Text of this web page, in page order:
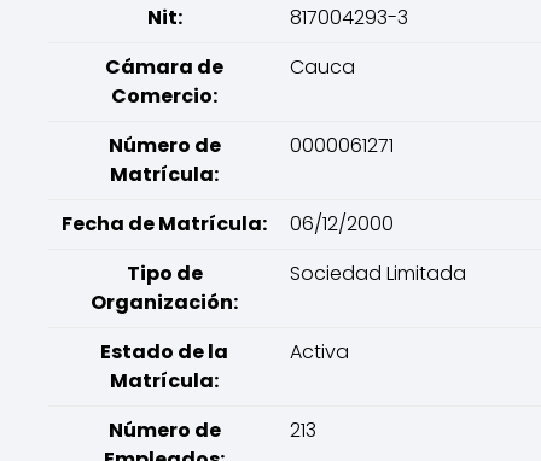
Nit:
817004293-3
Cámara de
Comercio:
Cauca
Número de
Matrícula:
0000061271
Fecha de Matrícula:
06/12/2000
Tipo de
Organización:
Sociedad Limitada
Estado de la
Matrícula:
Activa
Número de
213